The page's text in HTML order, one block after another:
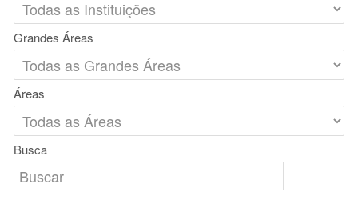
Grandes Áreas
Áreas
Busca